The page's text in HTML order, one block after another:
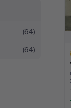
(64)
(64)